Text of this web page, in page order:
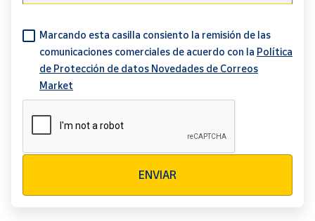
Marcando esta casilla consiento la remisión de las
comunicaciones comerciales de acuerdo con la Política
de Protección de datos Novedades de Correos
Market
ENVIAR